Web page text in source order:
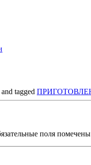
and tagged
поля помечены